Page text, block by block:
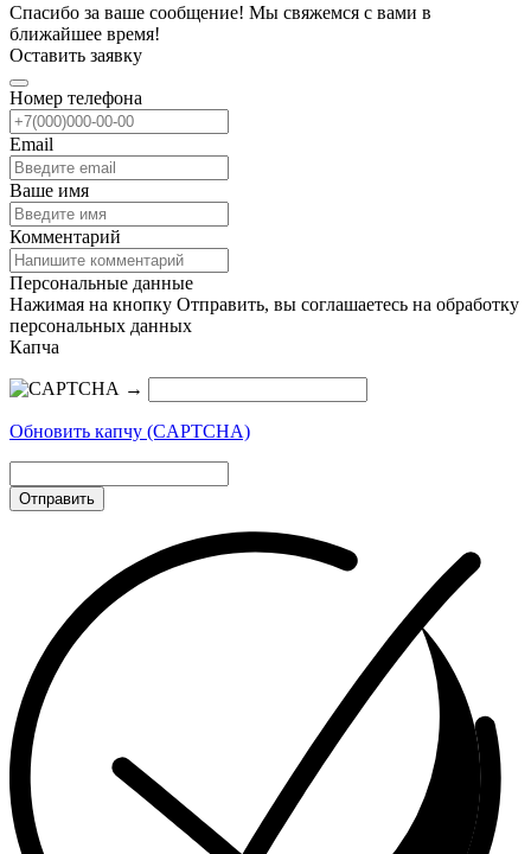
Спасибо за ваше сообщение! Мы свяжемся с вами в
ближайшее время!
Оставить заявку
Номер телефона
Email
Ваше имя
Комментарий
Персональные данные
Нажимая на кнопку Отправить, вы соглашаетесь на обработку
персональных данных
Капча
→
Обновить капчу (CAPTCHA)
Отправить